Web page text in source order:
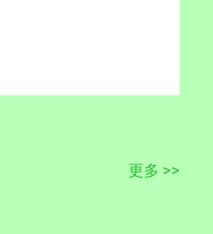
更多 >>